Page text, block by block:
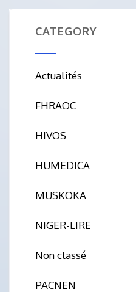
CATEGORY
Actualités
FHRAOC
HIVOS
HUMEDICA
MUSKOKA
NIGER-LIRE
Non classé
PACNEN